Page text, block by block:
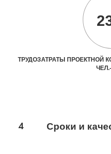
ТРУДОЗАТРАТЫ ПРОЕКТНОЙ
4 Сроки и